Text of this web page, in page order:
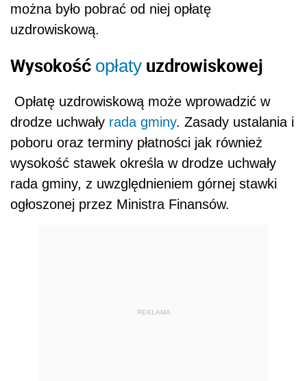
można było pobrać od niej opłatę
uzdrowiskową.
Wysokość opłaty uzdrowiskowej
Opłatę uzdrowiskową może wprowadzić w
drodze uchwały rada gminy. Zasady ustalania i
poboru oraz terminy płatności jak również
wysokość stawek określa w drodze uchwały
rada gminy, z uwzględnieniem górnej stawki
ogłoszonej przez Ministra Finansów.
REKLAMA